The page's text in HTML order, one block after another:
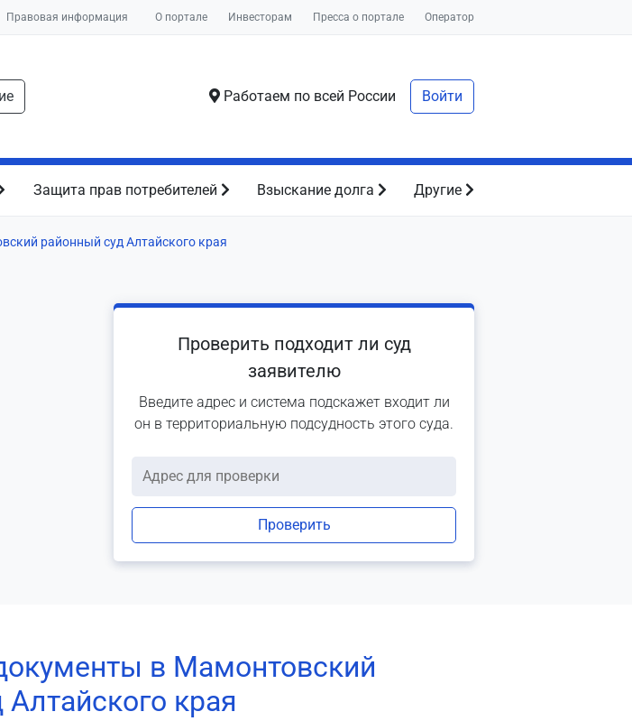
Правовая информация О портале Инвесторам Пресса о портале Оператор
Работаем по всей России Войти
Защита прав потребителей Взыскание долга Другие
районный суд Алтайского края
Проверить подходит ли суд
заявителю
Введите адрес и система подскажет входит ли
он в территориальную подсудность этого суда.
Проверить
в Мамонтовский
края